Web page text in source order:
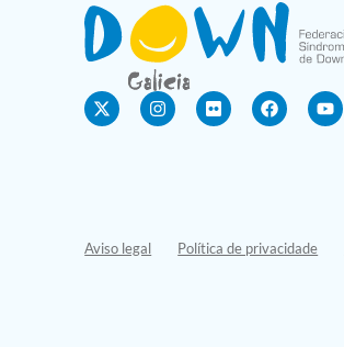
Aviso legal Política de privacidade